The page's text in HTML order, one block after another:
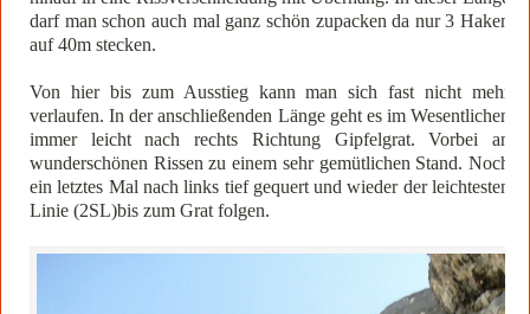
darf man schon auch mal ganz schön zupacken da nur 3 Haken
auf 40m stecken.
Von hier bis zum Ausstieg kann man sich fast nicht mehr
verlaufen. In der anschließenden Länge geht es im Wesentlichen
immer leicht nach rechts Richtung Gipfelgrat. Vorbei an
wunderschönen Rissen zu einem sehr gemütlichen Stand. Noch
ein letztes Mal nach links tief gequert und wieder der leichtesten
Linie (2SL)bis zum Grat folgen.